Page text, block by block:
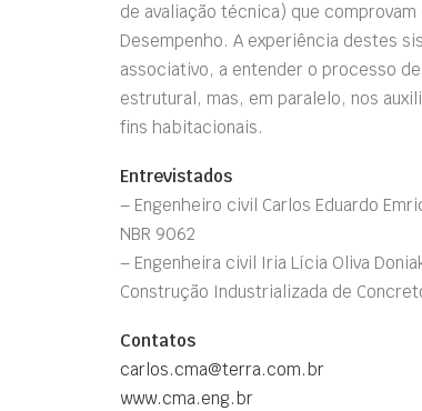
de avaliação técnica) que
Desempenho. A experiência destes
associativo, a entender o processo
estrutural, mas, em paralelo, nos
fins habitacionais.
Entrevistados
– Engenheiro civil Carlos Eduardo
NBR 9062
– Engenheira civil Iria Lícia Oliva
Construção Industrializada de
Contatos
carlos.cma@terra.com.br
www.cma.eng.br